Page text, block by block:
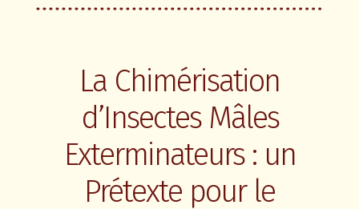
La Chimérisation
d’Insectes Mâles
Exterminateurs : un
Prétexte pour le